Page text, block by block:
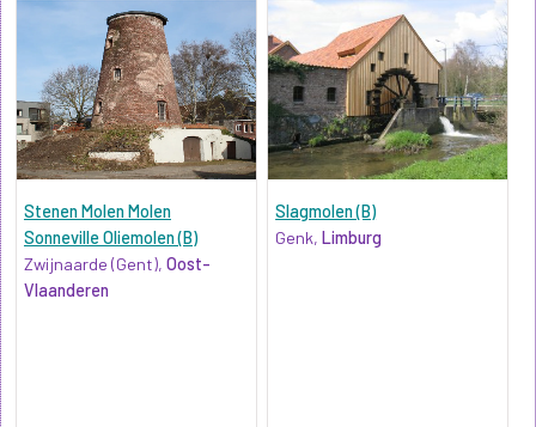
Stenen Molen Molen
Sonneville Oliemolen (B)
Zwijnaarde (Gent), Oost-
Vlaanderen
Slagmolen (B)
Genk,Limburg